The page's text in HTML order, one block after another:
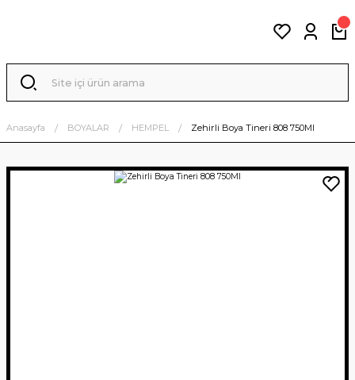
Anasayfa BOYALAR HEMPEL Zehirli Boya Tineri 808 750Ml